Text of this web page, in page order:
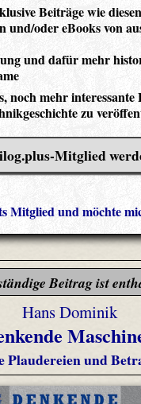
Beiträge wie diesen
und/oder eBooks von
und dafür mehr
noch mehr interessante
zu
Mitglied
Mitglied und möchte
Beitrag ist
Hans Dominik
Plaudereien und